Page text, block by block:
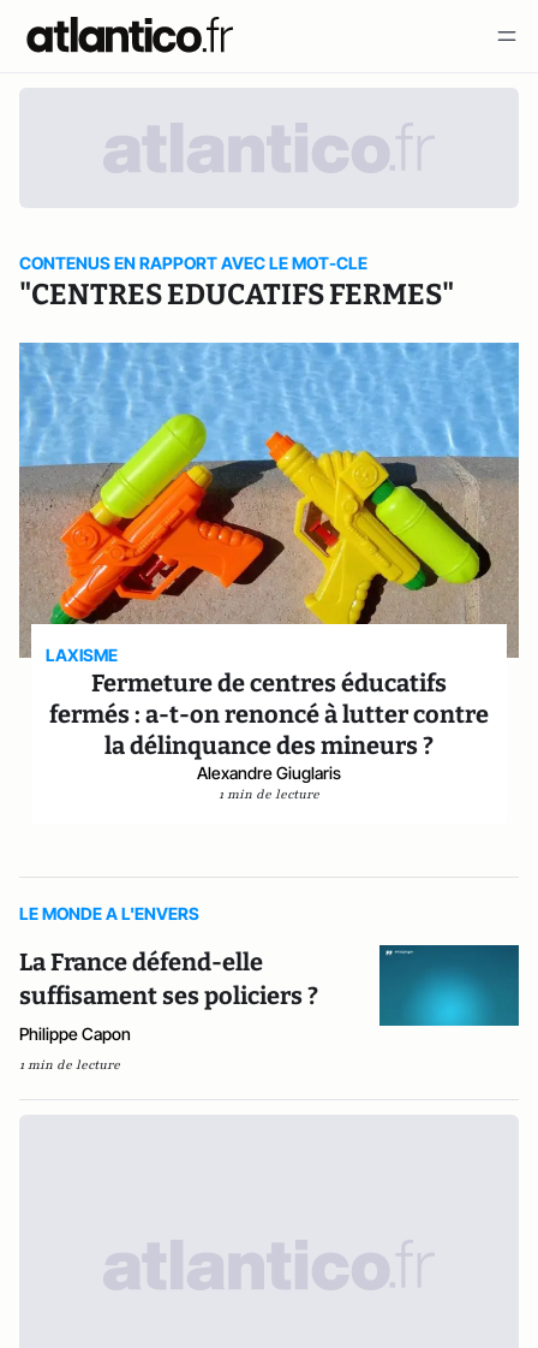
CONTENUS EN RAPPORT AVEC LE MOT-CLE
"CENTRES EDUCATIFS FERMES"
LAXISME
Fermeture de centres éducatifs
fermés : a-t-on renoncé à lutter contre
la délinquance des mineurs ?
Alexandre Giuglaris
1 min de lecture
LE MONDE A L'ENVERS
La France défend-elle
suffisament ses policiers ?
Philippe Capon
1 min de lecture